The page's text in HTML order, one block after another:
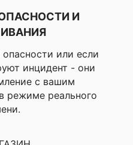
реальном времени,
▸Каденция
(показывает
количество шагов в
минуту в реальном
времени), ▸Беговая
мощность,
▸Корректируемый
(анализируя ваш
И
или если
инцидент - они
с вашим
режиме реального